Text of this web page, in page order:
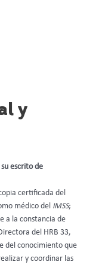
y
su escrito de
certificada del
médico del IMSS;
a la constancia de
del HRB 33,
del conocimiento que
y coordinar las